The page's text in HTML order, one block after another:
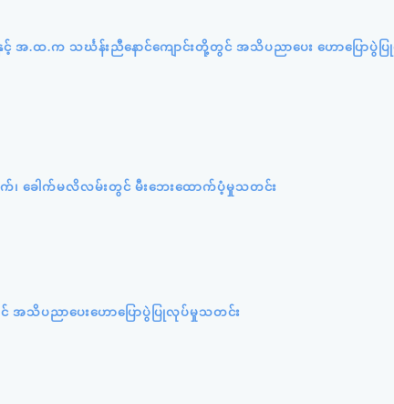
င့် အ.ထ.က သင်္ဃန်းညီနောင်ကျောင်းတို့တွင် အသိပညာပေး ဟောပြောပွဲပ
၊ ခေါက်မလိလမ်းတွင် မီးဘေးထောက်ပံ့မှုသတင်း
အသိပညာပေးဟောပြောပွဲပြုလုပ်မှုသတင်း